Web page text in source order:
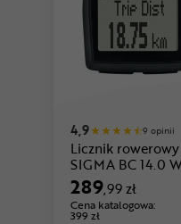
4,9 9 opinii
Licznik
SIGMA BC 14.0
289,99 zł
Cena katalogowa:
399 zł